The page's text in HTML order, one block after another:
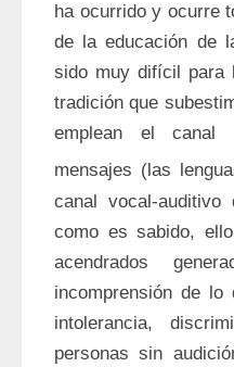
ha ocurrido y ocurre
de la educación de
sido muy difícil para
tradición que
emplean el canal
mensajes (las
canal vocal-
como es sabido,
acendrados
incomprensión de
intolerancia,
personas sin